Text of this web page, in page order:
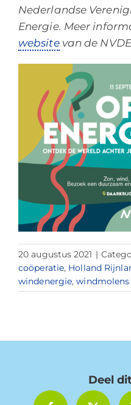
Nederlandse
Energie. Meer
websitevan de
20 augustus 2021 |
coöperatie, Holland
windenergie,windmolens
Deel